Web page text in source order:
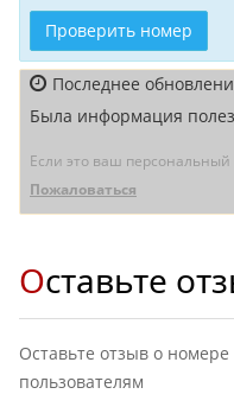
Проверить номер
Последнее
Была информация
Если это ваш
Пожаловаться
Оставьте
Оставьте отзыв о
пользователям